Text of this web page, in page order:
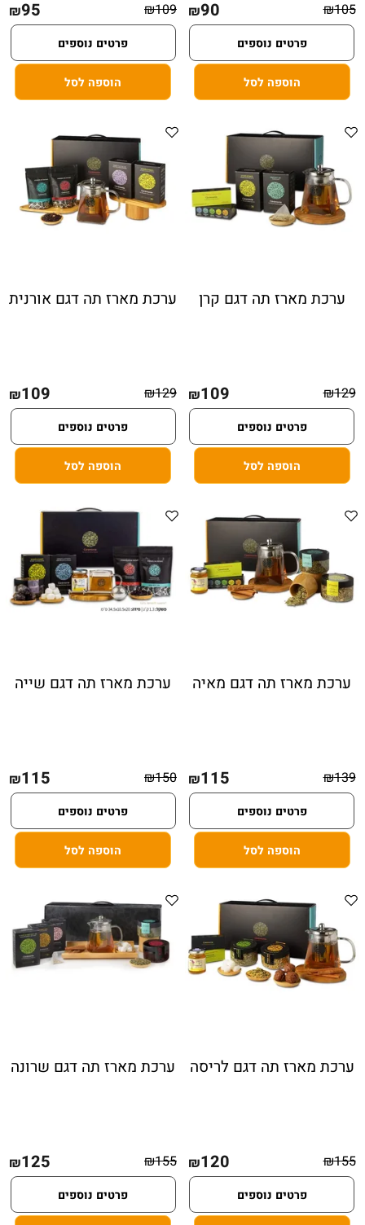
₪105
₪90
פרטים נוספים
הוספה לסל
₪109
₪95
פרטים נוספים
הוספה לסל
ערכת מארז תה דגם קרן
₪129
₪109
פרטים נוספים
הוספה לסל
ערכת מארז תה דגם אורנית
₪129
₪109
פרטים נוספים
הוספה לסל
ערכת מארז תה דגם מאיה
₪139
₪115
פרטים נוספים
הוספה לסל
ערכת מארז תה דגם שייה
₪150
₪115
פרטים נוספים
הוספה לסל
ערכת מארז תה דגם לריסה
₪155
₪120
פרטים נוספים
ערכת מארז תה דגם שרונה
₪155
₪125
פרטים נוספים